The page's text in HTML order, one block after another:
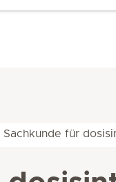
Sachkunde für